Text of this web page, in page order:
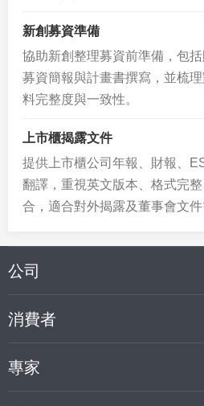
新創募資準備
協助新創整理募資前準備，包括
募資簡報與計畫書撰寫，並梳
料完整度與一致性。
上市櫃揭露文件
提供上市櫃公司年報、財報、
翻譯，重視英文版本、格式完
合，適合對外揭露及董事會文件
公司
消費者
專家